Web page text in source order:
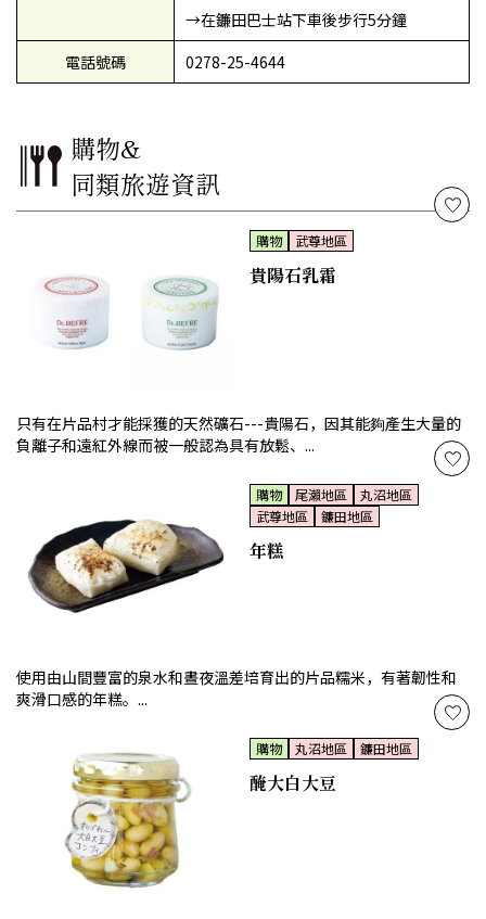
→在鐮田巴士站下車後步行5分鐘
電話號碼
0278-25-4644
購物&
同類旅遊資訊
購物 武尊地區
貴陽石乳霜
只有在片品村才能採獲的天然礦石---貴陽石，因其能夠產生大量的
負離子和遠紅外線而被一般認為具有放鬆、...
購物 尾瀨地區
丸沼地區
武尊地區
鐮田地區
年糕
使用由山間豐富的泉水和晝夜溫差培育出的片品糯米，有著韌性和
爽滑口感的年糕。...
購物 丸沼地區 鐮田地區
醃大白大豆